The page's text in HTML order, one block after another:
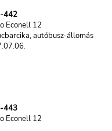
442
Econell 12
autóbusz-állomás
443
Econell 12